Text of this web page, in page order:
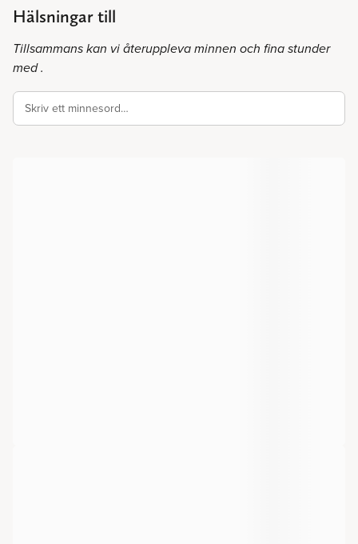
Hälsningar till
Tillsammans kan vi återuppleva minnen och fina stunder
med .
Skriv ett minnesord…